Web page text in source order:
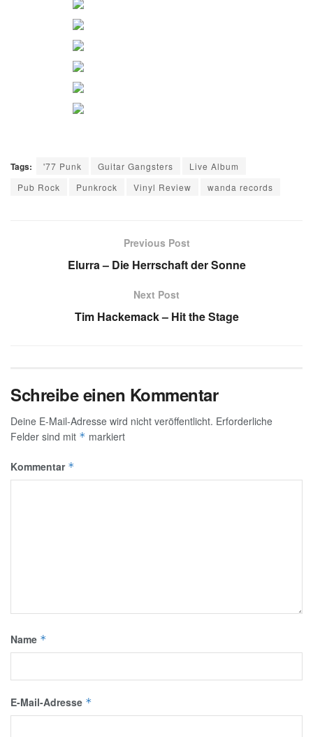
Tags: '77 Punk Guitar Gangsters
Live Album
Pub Rock
Punkrock Vinyl Review wanda records
Previous Post
Elurra – Die Herrschaft der Sonne
Next Post
Tim Hackemack – Hit the Stage
Schreibe einen Kommentar
Deine E-Mail-Adresse wird nicht veröffentlicht. Erforderliche
Felder sind mit * markiert
Kommentar *
Name *
E-Mail-Adresse *